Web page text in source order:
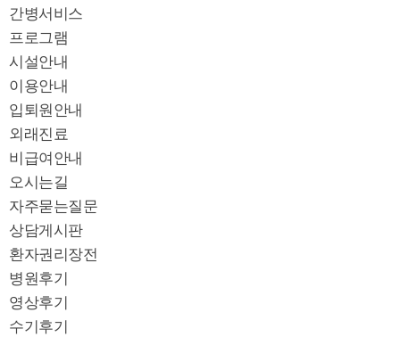
간병서비스
프로그램
시설안내
이용안내
입퇴원안내
외래진료
비급여안내
오시는길
자주묻는질문
상담게시판
환자권리장전
병원후기
영상후기
수기후기